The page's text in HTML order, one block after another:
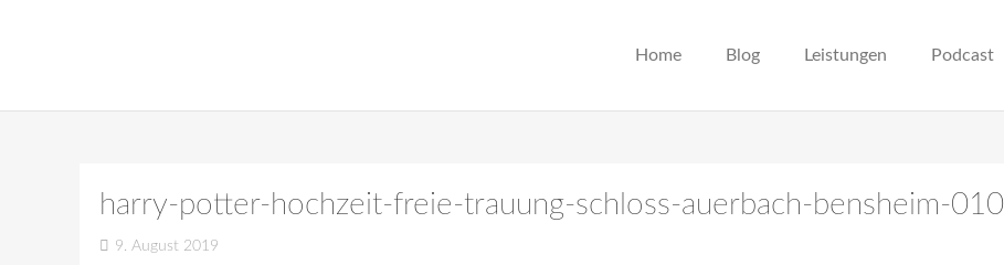
Home Blog Leistungen Podcast
harry-potter-hochzeit-freie-trauung-schloss-auerbach-bensheim-010
9. August 2019